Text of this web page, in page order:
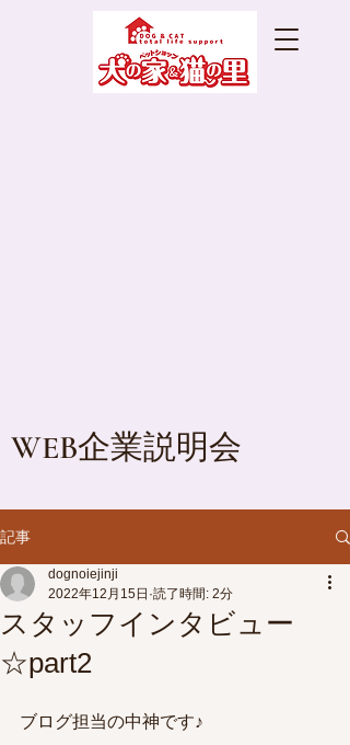
WEB企業説明会
記事
スタッフインタビュー
☆part2
dognoiejinji
2022年12月15日 読了時間: 2分
ブログ担当の中神です♪